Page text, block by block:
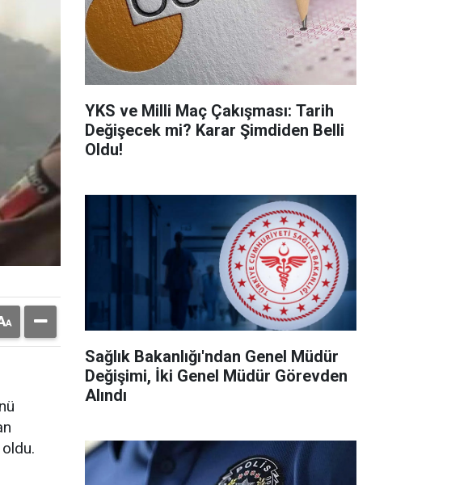
YKS ve Milli Maç Çakışması: Tarih
Değişecek mi? Karar Şimdiden Belli
Oldu!
Sağlık Bakanlığı'ndan Genel Müdür
Değişimi, İki Genel Müdür Görevden
Alındı